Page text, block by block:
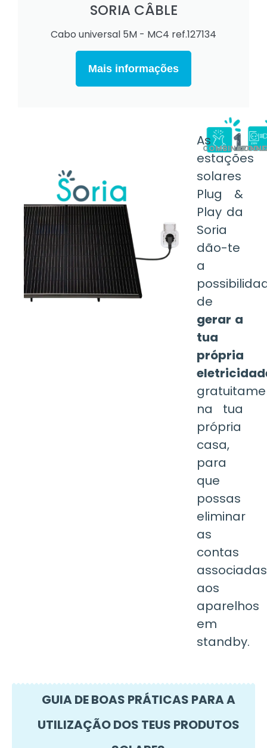
SORIA CÂBLE
Cabo universal 5M - MC4 ref.127134
Mais informações
COMBINAR
As
estações
solares
Plug &
Play da
Soria
dão-te
a
de
gerar a
tua
própria
na tua
própria
casa,
para
que
possas
eliminar
as
contas
associadas
aos
aparelhos
em
standby.
GUIA DE BOAS PRÁTICAS PARA A
UTILIZAÇÃO DOS TEUS PRODUTOS